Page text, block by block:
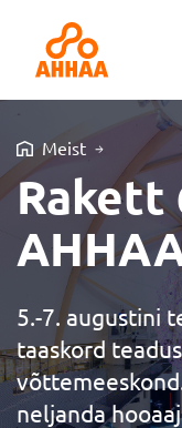
Meist
Rakett
5.-7. augustini
taaskord
neljanda